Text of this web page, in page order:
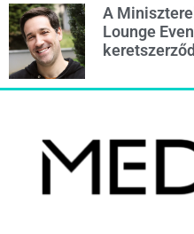
A
Lounge